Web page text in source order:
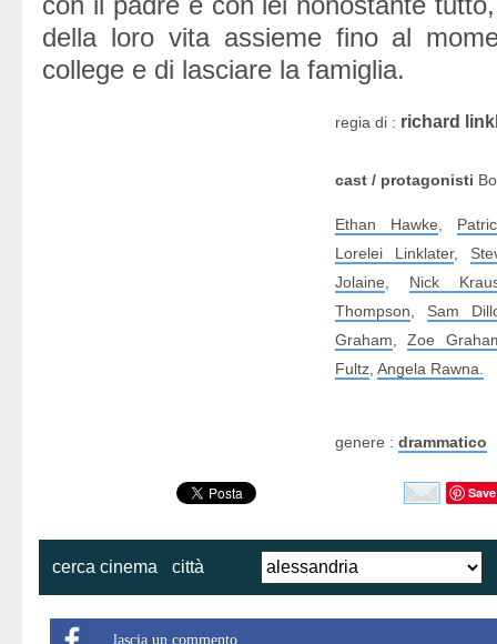
della loro vita assieme fino al
college e di lasciare la famiglia.
regia di : richard
cast / protagonisti
Ethan Hawke
Lorelei Linklater,
Jolaine
Nick
Thompson
Sam
Graham ,Zoe
Fultz Angela Rawna.
genere : drammatico
Save
cerca cinema città
lascia un commento